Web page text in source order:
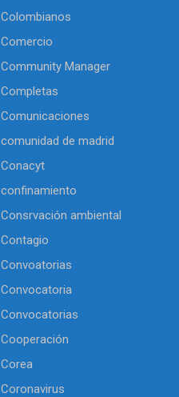
Colombianos
Comercio
Community Manager
Completas
Comunicaciones
comunidad de madrid
Conacyt
confinamiento
Consrvación ambiental
Contagio
Convoatorias
Convocatoria
Convocatorias
Cooperación
Corea
Coronavirus